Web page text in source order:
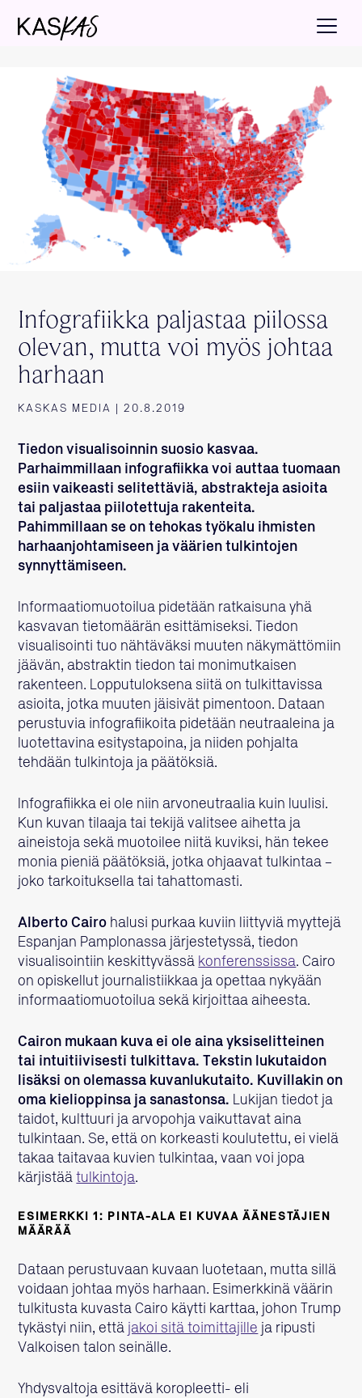
Infografiikka paljastaa piilossa
olevan, mutta voi myös johtaa
harhaan
KASKAS MEDIA | 20.8.2019
Tiedon visualisoinnin suosio kasvaa.
Parhaimmillaan infografiikka voi auttaa tuomaan
esiin vaikeasti selitettäviä, abstrakteja asioita
tai paljastaa piilotettuja rakenteita.
Pahimmillaan se on tehokas työkalu ihmisten
harhaanjohtamiseen ja väärien tulkintojen
synnyttämiseen.
Informaatiomuotoilua pidetään ratkaisuna yhä
kasvavan tietomäärän esittämiseksi. Tiedon
visualisointi tuo nähtäväksi muuten näkymättömiin
jäävän, abstraktin tiedon tai monimutkaisen
rakenteen. Lopputuloksena siitä on tulkittavissa
asioita, jotka muuten jäisivät pimentoon. Dataan
perustuvia infografiikoita pidetään neutraaleina ja
luotettavina esitystapoina, ja niiden pohjalta
tehdään tulkintoja ja päätöksiä.
Infografiikka ei ole niin arvoneutraalia kuin luulisi.
Kun kuvan tilaaja tai tekijä valitsee aihetta ja
aineistoja sekä muotoilee niitä kuviksi, hän tekee
monia pieniä päätöksiä, jotka ohjaavat tulkintaa –
joko tarkoituksella tai tahattomasti.
Alberto Cairo halusi purkaa kuviin liittyviä myyttejä
Espanjan Pamplonassa järjestetyssä, tiedon
visualisointiin keskittyvässä konferenssissa. Cairo
on opiskellut journalistiikkaa ja opettaa nykyään
informaatiomuotoilua sekä kirjoittaa aiheesta.
Cairon mukaan kuva ei ole aina yksiselitteinen
tai intuitiivisesti tulkittava. Tekstin lukutaidon
lisäksi on olemassa kuvanlukutaito. Kuvillakin on
oma kielioppinsa ja sanastonsa. Lukijan tiedot ja
taidot, kulttuuri ja arvopohja vaikuttavat aina
tulkintaan. Se, että on korkeasti koulutettu, ei vielä
takaa taitavaa kuvien tulkintaa, vaan voi jopa
kärjistäätulkintoja.
ESIMERKKI 1: PINTA-ALA EI KUVAA ÄÄNESTÄJIEN
MÄÄRÄÄ
Dataan perustuvaan kuvaan luotetaan, mutta sillä
voidaan johtaa myös harhaan. Esimerkkinä väärin
tulkitusta kuvasta Cairo käytti karttaa, johon Trump
tykästyi niin, että jakoi sitä toimittajille ja ripusti
Valkoisen talon seinälle.
Yhdysvaltoja esittävä koropleetti- eli